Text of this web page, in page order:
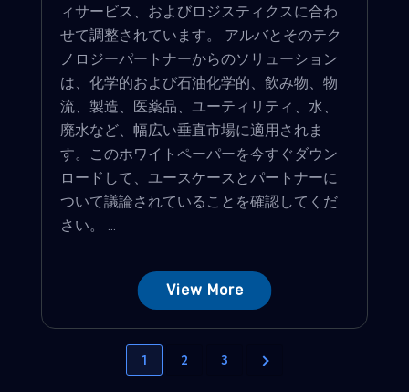
ィサービス、およびロジスティクスに合わ
せて調整されています。 アルバとそのテク
ノロジーパートナーからのソリューション
は、化学的および石油化学的、飲み物、物
流、製造、医薬品、ユーティリティ、水、
廃水など、幅広い垂直市場に適用されま
す。このホワイトペーパーを今すぐダウン
ロードして、ユースケースとパートナーに
ついて議論されていることを確認してくだ
さい。 ...
View More
1 2 3